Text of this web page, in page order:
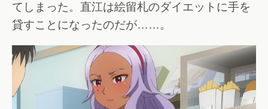
てしまった。直江は絵留札のダイエットに手を
貸すことになったのだが……。